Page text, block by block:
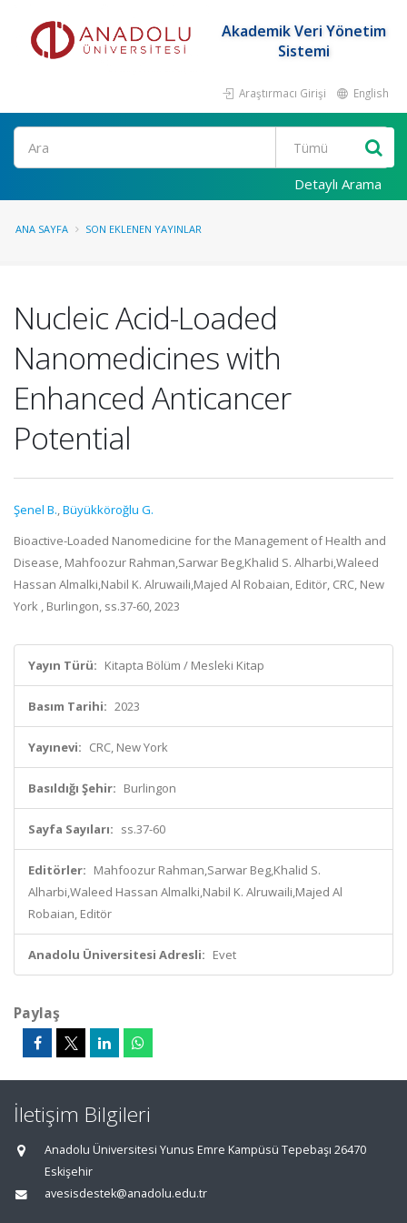
Akademik Veri Yönetim
Sistemi
Araştırmacı Girişi English
Ara
Detaylı Arama
ANA SAYFA SON EKLENEN YAYINLAR
Nucleic Acid-Loaded
Nanomedicines with
Enhanced Anticancer
Potential
Şenel B.,Büyükköroğlu G.
Bioactive-Loaded Nanomedicine for the Management of Health and
Disease, Mahfoozur Rahman,Sarwar Beg,Khalid S. Alharbi,Waleed
Hassan Almalki,Nabil K. Alruwaili,Majed Al Robaian, Editör, CRC, New
York , Burlingon, ss.37-60, 2023
Yayın Türü: Kitapta Bölüm / Mesleki Kitap
Basım Tarihi: 2023
Yayınevi: CRC, New York
Basıldığı Şehir: Burlingon
Sayfa Sayıları: ss.37-60
Editörler: Mahfoozur Rahman,Sarwar Beg,Khalid S.
Alharbi,Waleed Hassan Almalki,Nabil K. Alruwaili,Majed Al
Robaian, Editör
Anadolu Üniversitesi Adresli: Evet
Paylaş
İletişim Bilgileri
Anadolu Üniversitesi Yunus Emre Kampüsü Tepebaşı 26470
Eskişehir
avesisdestek@anadolu.edu.tr